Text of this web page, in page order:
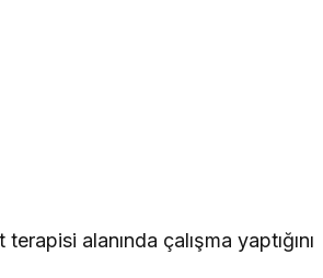
alanında çalışma yaptığını